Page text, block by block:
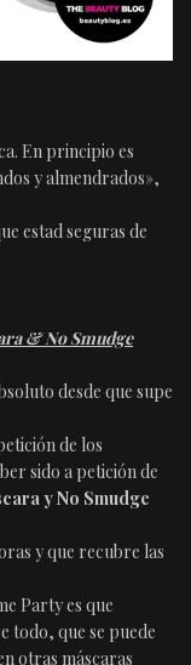
En principio es
y almendrados»,
estad seguras de
& No Smudge
desde que supe
de los
sido a petición de
y No Smudge
y que recubre las
Party es que
todo, que se puede
otras máscaras